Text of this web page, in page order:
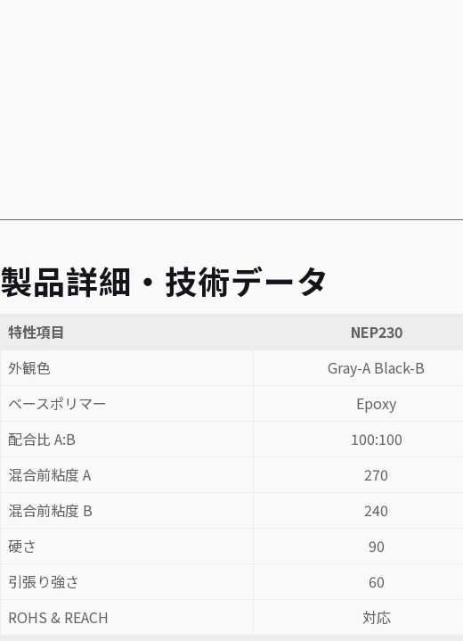
製品詳細・技術データ
特性項目
NEP230
外観色
Gray-A Black-B
ベースポリマー
Epoxy
配合比 A:B
100:100
混合前粘度 A
270
混合前粘度 B
240
硬さ
90
引張り強さ
60
ROHS & REACH
対応